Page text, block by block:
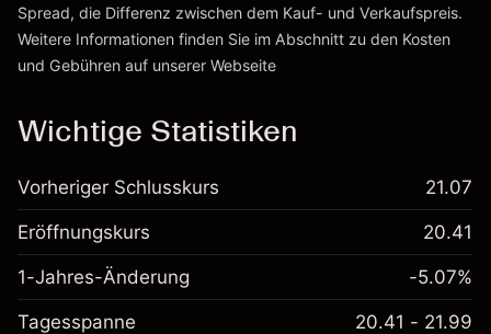
Spread, die Differenz zwischen dem Kauf- und Verkaufspreis.
Weitere Informationen finden Sie im Abschnitt zu den Kosten
und Gebühren auf unserer Webseite
Wichtige Statistiken
Vorheriger Schlusskurs 21.07
Eröffnungskurs 20.41
1-Jahres-Änderung -5.07%
Tagesspanne 20.41 - 21.99